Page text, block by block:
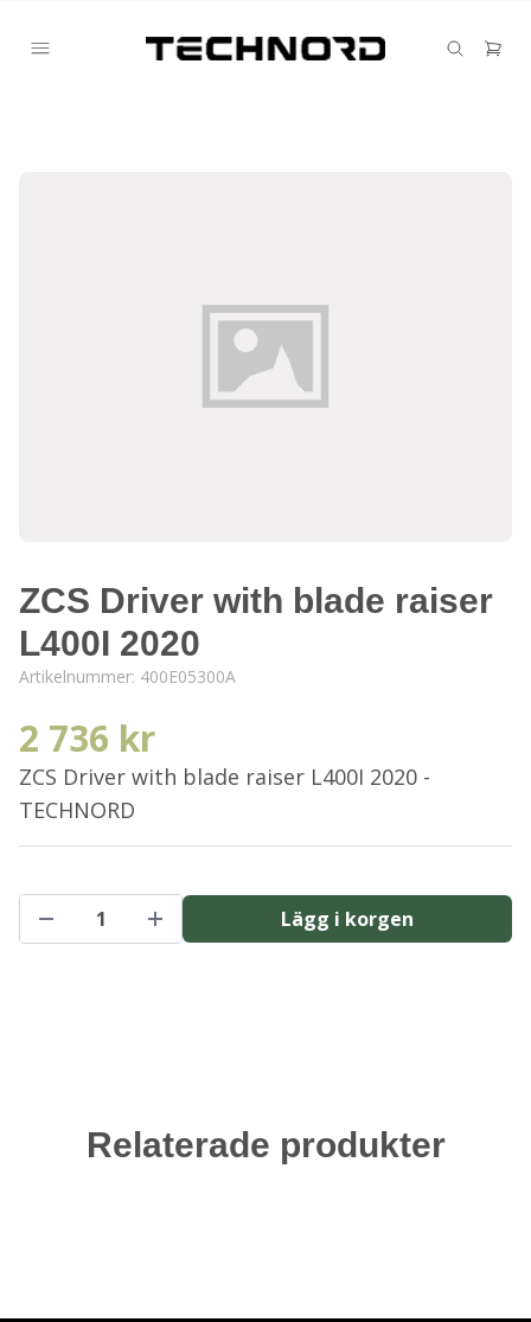
ZCS Driver with blade raiser
L400I 2020
Artikelnummer: 400E05300A
2 736 kr
ZCS Driver with blade raiser L400I 2020 -
TECHNORD
Lägg i korgen
Relaterade produkter